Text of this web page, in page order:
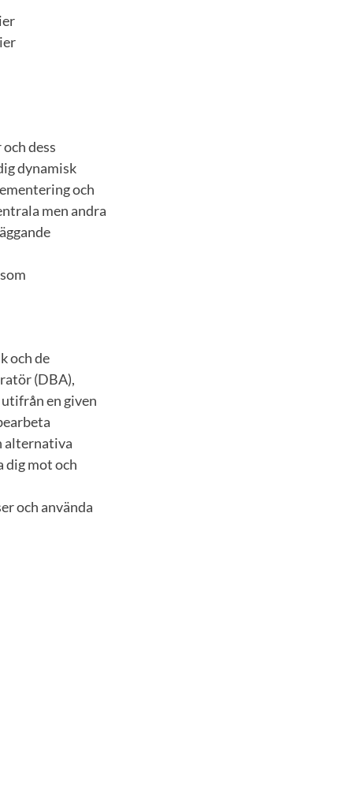
dess
dynamisk
och
men andra
och de
(DBA),
utifrån en given
alternativa
dig mot och
och använda